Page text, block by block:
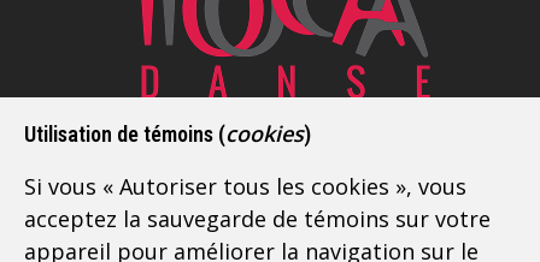
Depuis 2009, Toca Danse est l’école de danse
latine de référence sur la Rive-Sud de Montréal.
Située à Boucherville, à deux pas de Longueuil,
nous offrons descours de danse pour adultes
débutants, intermédiaires et avancés. Vous
Utilisation de témoins (cookies)
Si vous « Autoriser tous les cookies », vous
acceptez la sauvegarde de témoins sur votre
appareil pour améliorer la navigation sur le